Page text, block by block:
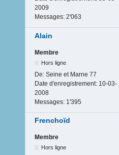
2009
Messages: 2'063
Alain
Membre
Hors ligne
De: Seine et Marne 77
Date d'enregistrement: 10-03-
2008
Messages: 1'395
Frenchoïd
Membre
Hors ligne